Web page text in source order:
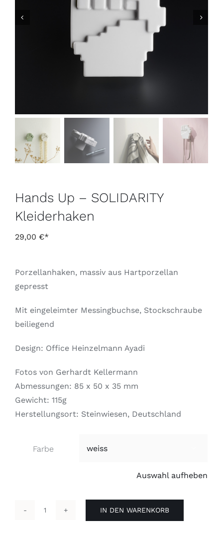
Kontakt
Hands Up – SOLIDARITY
Kleiderhaken
29,00 €
Porzellanhaken, massiv aus Hartporzellan
gepresst
Mit eingeleimter Messingbuchse, Stockschraube
beiliegend
Design: Office Heinzelmann Ayadi
Fotos von Gerhardt Kellermann
Abmessungen: 85 x 50 x 35 mm
Gewicht: 115g
Herstellungsort: Steinwiesen, Deutschland
Farbe
Auswahl aufheben
IN DEN WARENKORB